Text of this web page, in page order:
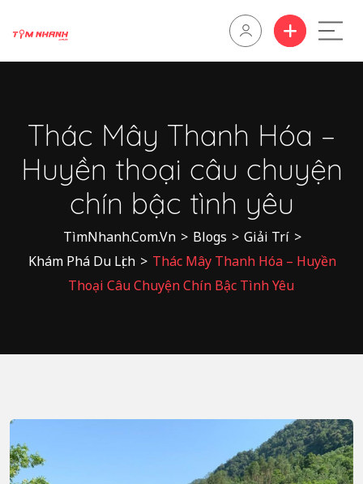
Thác Mây Thanh Hóa –
Huyền thoại câu chuyện
chín bậc tình yêu
TìmNhanh.Com.Vn > Blogs > Giải Trí >
Khám Phá Du Lịch > Thác Mây Thanh Hóa – Huyền
Thoại Câu Chuyện Chín Bậc Tình Yêu